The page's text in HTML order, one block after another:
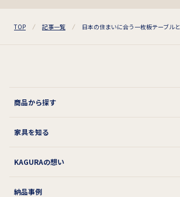
TOP 記事一覧 日本の住まいに合う一枚板テーブル
商品から探す
家具を知る
KAGURAの想い
納品事例